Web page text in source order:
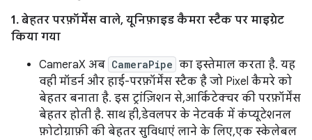
1. बेहतर परफ़ॉर्मेंस वाले, यूनिफ़ाइड कैमरा स्टैक पर माइग्रेट
किया गया
CameraX अब CameraPipe का इस्तेमाल करता है. यह
वही मॉडर्न और हाई-परफ़ॉर्मेंस स्टैक है जो Pixel कैमरे को
बेहतर बनाता है. इस ट्रांज़िशन से, आर्किटेक्चर की परफ़ॉर्मेंस
बेहतर होती है. साथ ही, डेवलपर के नेटवर्क में कंप्यूटेशनल
फ़ोटोग्राफ़ी की बेहतर सुविधाएं लाने के लिए, एक स्केलेबल